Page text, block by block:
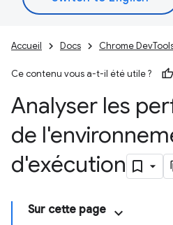
Accueil Docs Chrome
Ce contenu vous a-t-il été utile ?
Analyser les
de
d'exécution
Sur cette page